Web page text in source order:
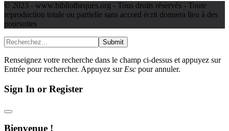
© 2023 - www.bibliotheques.org - Tous droits réservés - Toute
reproduction totale ou partielle sans accord écrit donnera lieu à des
poursuites
Submit
Renseignez votre recherche dans le champ ci-dessus et appuyez sur
Entrée pour rechercher. Appuyez sur Esc pour annuler.
Sign In or Register
Bienvenue !